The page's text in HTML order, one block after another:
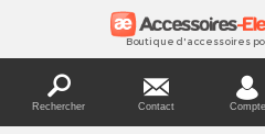
Boutique d'accessoires
Rechercher Contact Compte